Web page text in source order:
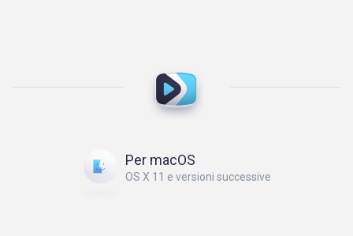
Per macOS
OS X 11 e versioni successive